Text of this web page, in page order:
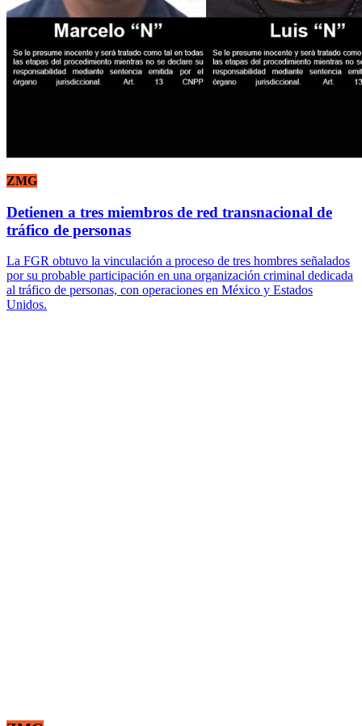
ZMG
Detienen a tres miembros de red transnacional de
tráfico de personas
La FGR obtuvo la vinculación a proceso de tres hombres señalados
por su probable participación en una organización criminal dedicada
al tráfico de personas, con operaciones en México y Estados
Unidos.